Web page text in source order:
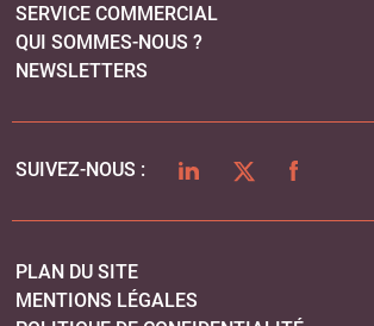
SERVICE COMMERCIAL
QUI SOMMES-NOUS ?
NEWSLETTERS
SUIVEZ-NOUS : LINKEDINTWITTERFACEBOOK
PLAN DU SITE
MENTIONS LÉGALES